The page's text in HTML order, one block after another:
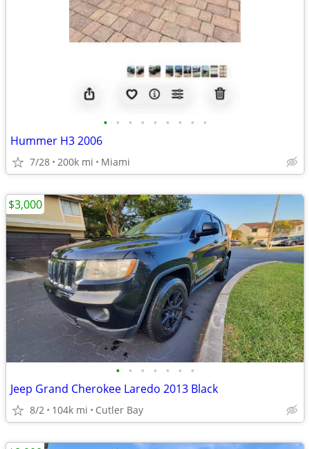
• • • • • • • • •
Hummer H3 2006
7/28 200k mi Miami
• • • • • • •
Jeep Grand Cherokee Laredo 2013 Black
8/2 104k mi Cutler Bay
$3,000